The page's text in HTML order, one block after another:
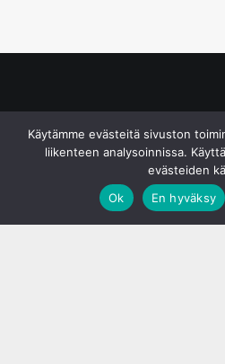
Käytämme evästeitä sivuston
liikenteen analysoinnissa.
evästeiden
Ok
En hyväksy